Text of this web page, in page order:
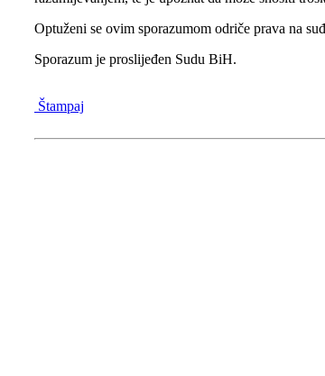
Optuženi se ovim sporazumom odriče prava na
Sporazum je proslijeđen Sudu BiH.
Štampaj